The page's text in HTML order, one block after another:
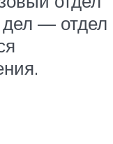
дел — отдел